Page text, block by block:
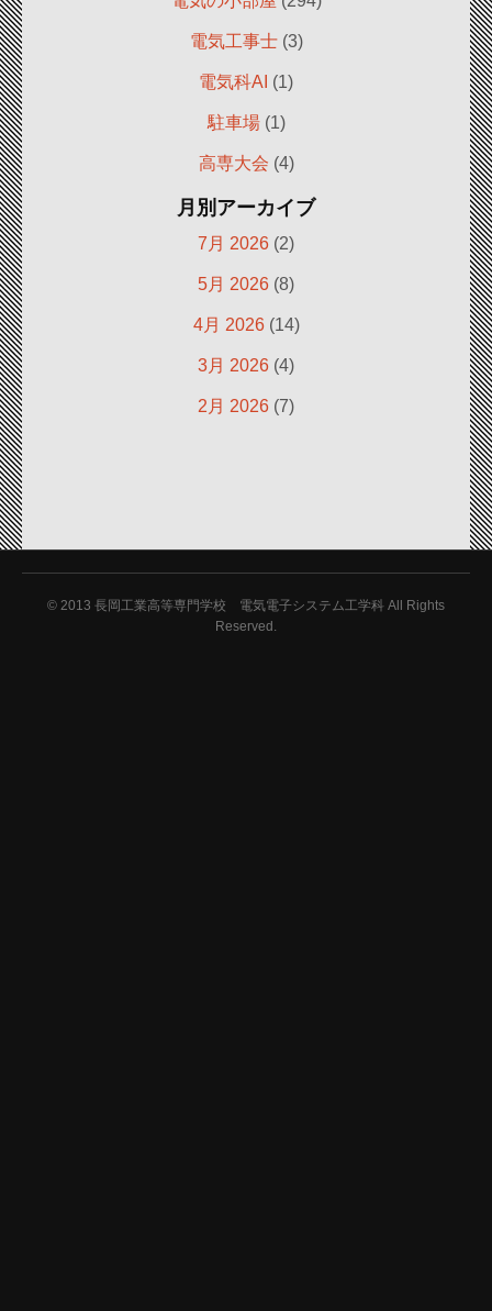
電気工事士(3)
電気科AI (1)
駐車場(1)
高専大会 (4)
月別アーカイブ
7月 2026 (2)
5月 2026 (8)
4月 2026(14)
3月 2026 (4)
2月 2026 (7)
© 2013 長岡工業高等専門学校 電気電子システム工学科 All Rights
Reserved.